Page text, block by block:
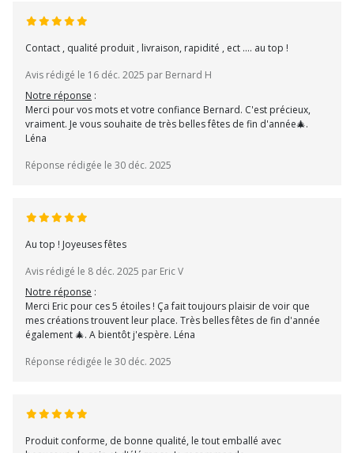
Contact , qualité produit , livraison, rapidité , ect .... au top !
Avis rédigé le 16 déc. 2025 par Bernard H
Notre réponse :
Merci pour vos mots et votre confiance Bernard. C'est précieux,
vraiment. Je vous souhaite de très belles fêtes de fin d'année🎄.
Léna
Réponse rédigée le 30 déc. 2025
Au top ! Joyeuses fêtes
Avis rédigé le 8 déc. 2025 par Eric V
Notre réponse :
Merci Eric pour ces 5 étoiles ! Ça fait toujours plaisir de voir que
mes créations trouvent leur place. Très belles fêtes de fin d'année
également 🎄. A bientôt j'espère. Léna
Réponse rédigée le 30 déc. 2025
Produit conforme, de bonne qualité, le tout emballé avec